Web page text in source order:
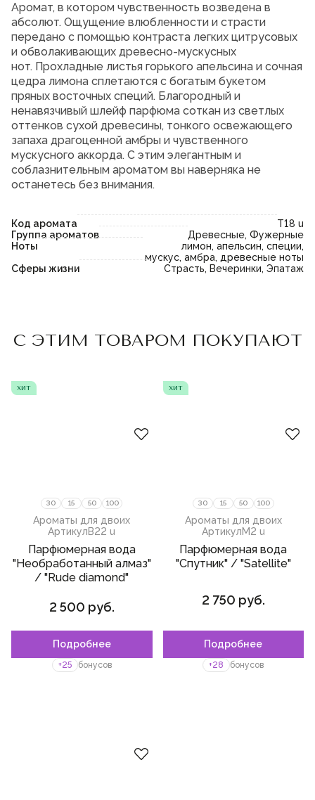
Аромат, в котором чувственность возведена в
абсолют. Ощущение влюбленности и страсти
передано с помощью контраста легких цитрусовых
и обволакивающих древесно-мускусных
нот. Прохладные листья горького апельсина и сочная
цедра лимона сплетаются с богатым букетом
пряных восточных специй. Благородный и
ненавязчивый шлейф парфюма соткан из светлых
оттенков сухой древесины, тонкого освежающего
запаха драгоценной амбры и чувственного
мускусного аккорда. С этим элегантным и
соблазнительным ароматом вы наверняка не
останетесь без внимания.
Код аромата
T18 u
Группа ароматов
Древесные, Фужерные
Ноты
лимон, апельсин, специи,
мускус, амбра, древесные ноты
Сферы жизни
Страсть, Вечеринки, Эпатаж
С ЭТИМ ТОВАРОМ ПОКУПАЮТ
хит
зарегистрируйтесь,
чтобы добавить товар в
30 15 50 100
Ароматы для двоих
АртикулB22 u
Парфюмерная вода
"Необработанный алмаз"
/ "Rude diamond"
2 500 руб.
Подробнее
+25 бонусов
хит
зарегистрируйтесь,
чтобы добавить товар в
30 15 50 100
Ароматы для двоих
АртикулM2 u
Парфюмерная вода
"Спутник" / "Satellite"
2 750 руб.
Подробнее
+28 бонусов
Пожалуйста,войдите
зарегистрируйтесь,
чтобы добавить товар в